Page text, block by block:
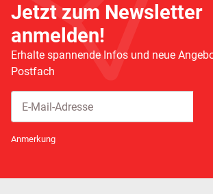
Jetzt zum Newsletter
anmelden!
Erhalte spannende Infos und neue
Postfach
Anmerkung